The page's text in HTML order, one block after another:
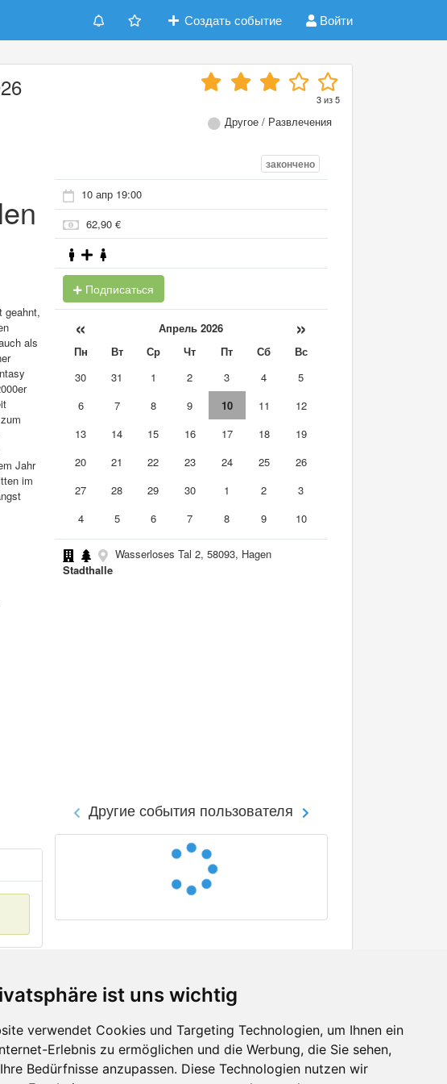
ist uns wichtig
verwendet Cookies und Targeting Technologien, um Ihnen ein
Erlebnis zu ermöglichen und die Werbung, die Sie sehen,
Bedürfnisse anzupassen. Diese Technologien nutzen wir
Создать событие Войти
3из5
Другое / Развлечения
geahnt,
als
Jahr
im
закончено
10 апр 19:00
62,90 €
Подписаться
« Апрель 2026 »
Пн Вт Ср Чт Пт Сб
Вс
30
31 1 2 3 4
5
6
7 8 9 10 11
12
13
14 15 16 17 18
19
20
21 22 23 24 25
26
27
28 29 30 1 2
3
4
5 6 7 8 9 10
Wasserloses Tal 2, 58093, Hagen
Stadthalle
Другие события пользователя
Facebook
Twitter